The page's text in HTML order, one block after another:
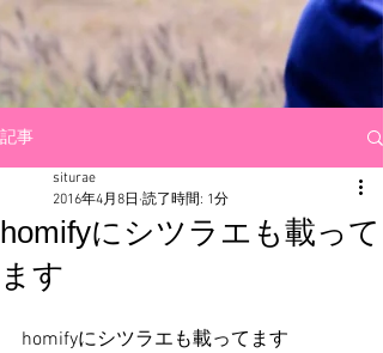
記事
homifyにシツラエも載って
ます
siturae
2016年4月8日 読了時間: 1分
homifyにシツラエも載ってます